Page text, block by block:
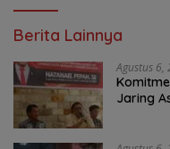
Berita Lainnya
Agustus 6,
Jaring